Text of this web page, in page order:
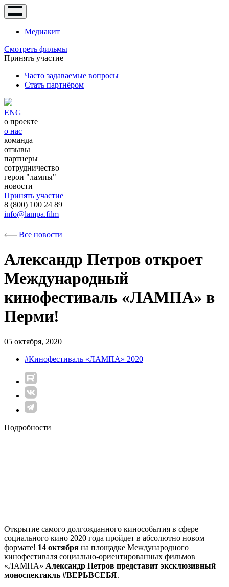
Медиакит
Смотреть фильмы
Принять участие
Часто задаваемые вопросы
Стать партнёром
ENG
о проекте
о нас
команда
отзывы
партнеры
сотрудничество
герои "лампы"
новости
Принять участие
8 (800) 100 24 89
info@lampa.film
Все новости
Александр Петров откроет
Международный
кинофестиваль «ЛАМПА» в
Перми!
05 октября, 2020
#Кинофестиваль «ЛАМПА» 2020
Подробности
Открытие самого долгожданного кинособытия в сфере
социального кино 2020 года пройдет в абсолютно новом
формате! 14 октября на площадке Международного
кинофестиваля социально-ориентированных фильмов
«ЛАМПА» Александр Петров представит эксклюзивный
моноспектакль #ВЕРЬВСЕБЯ.